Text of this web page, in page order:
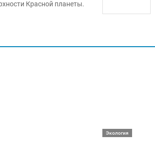
Красной планеты.
Экология